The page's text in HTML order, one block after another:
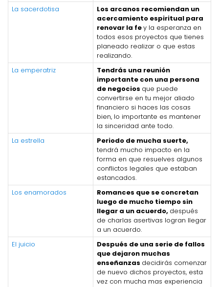
La sacerdotisa
Los arcanos recomiendan un
acercamiento espiritual para
renovar la fey la esperanza en
todos esos proyectos que tienes
planeado realizar o que estas
realizando.
La emperatriz
Tendrás una reunión
importante con una persona
de negocios que puede
convertirse en tu mejor aliado
financiero si haces las cosas
bien, lo importante es mantener
la sinceridad ante todo.
La estrella
Periodo de mucha suerte,
tendrá mucho impacto en la
forma en que resuelves algunos
conflictos legales que estaban
estancados.
Los enamorados
Romances que se concretan
luego de mucho tiempo sin
llegar a un acuerdo, después
de charlas asertivas logran llegar
a un acuerdo.
El juicio
Después de una serie de fallos
que dejaron muchas
enseñanzas decidirás comenzar
de nuevo dichos proyectos, esta
vez con mucha mas experiencia